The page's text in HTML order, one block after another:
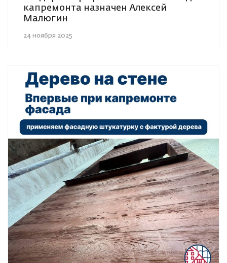
капремонта назначен Алексей
Малюгин
24 ноября 2025